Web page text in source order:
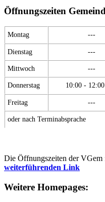
Öffnungszeiten
Montag ---
Dienstag ---
Mittwoch ---
Donnerstag 10:00 -
Freitag ---
oder nach Terminabsprache
Die Öffnungszeiten der VGem
weiterführenden Link
Weitere Homepages: